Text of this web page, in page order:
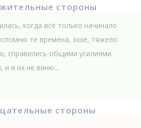
стороны
когда всё только начинало
те времена, эххе, тяжело
справились общими усилиями.
и я их не виню...
стороны